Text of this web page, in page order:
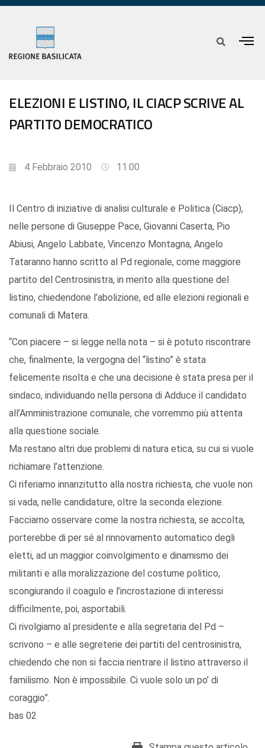
ELEZIONI E LISTINO, IL CIACP SCRIVE AL
PARTITO DEMOCRATICO
4 Febbraio 2010 11:00
Il Centro di iniziative di analisi culturale e Politica (Ciacp),
nelle persone di Giuseppe Pace, Giovanni Caserta, Pio
Abiusi, Angelo Labbate, Vincenzo Montagna, Angelo
Tataranno hanno scritto al Pd regionale, come maggiore
partito del Centrosinistra, in merito alla questione del
listino, chiedendone l’abolizione, ed alle elezioni regionali e
comunali di Matera.
“Con piacere – si legge nella nota – si è potuto riscontrare
che, finalmente, la vergogna del “listino” è stata
felicemente risolta e che una decisione è stata presa per il
sindaco, individuando nella persona di Adduce il candidato
all’Amministrazione comunale, che vorremmo più attenta
alla questione sociale.
Ma restano altri due problemi di natura etica, su cui si vuole
richiamare l’attenzione.
Ci riferiamo innanzitutto alla nostra richiesta, che vuole non
si vada, nelle candidature, oltre la seconda elezione.
Facciamo osservare come la nostra richiesta, se accolta,
porterebbe di per sé al rinnovamento automatico degli
eletti, ad un maggior coinvolgimento e dinamismo dei
militanti e alla moralizzazione del costume politico,
scongiurando il coagulo e l’incrostazione di interessi
difficilmente, poi, asportabili.
Ci rivolgiamo al presidente e alla segretaria del Pd –
scrivono – e alle segreterie dei partiti del centrosinistra,
chiedendo che non si faccia rientrare il listino attraverso il
familismo. Non è impossibile. Ci vuole solo un po’ di
coraggio”.
bas 02